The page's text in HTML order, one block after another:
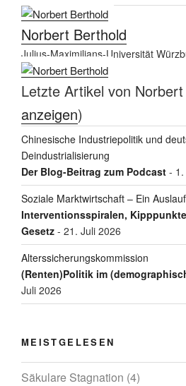
Norbert Berthold
Julius-Maximilians-Universität
Letzte Artikel von
anzeigen)
Chinesische Industriepolitik und
Deindustrialisierung
Der Blog-Beitrag zum Podcast - 1.
Soziale Marktwirtschaft – Ein
Interventionsspiralen,
Gesetz - 21. Juli 2026
Alterssicherungskommission
(Renten)Politik im
Juli 2026
MEISTGELESEN
Säkulare Stagnation (4)